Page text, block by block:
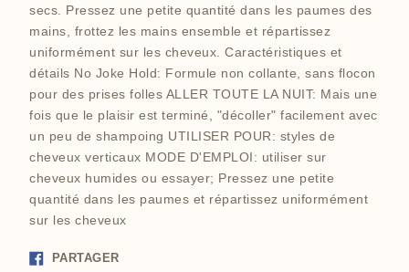
secs. Pressez une petite quantité dans les paumes des
mains, frottez les mains ensemble et répartissez
uniformément sur les cheveux. Caractéristiques et
détails No Joke Hold: Formule non collante, sans flocon
pour des prises folles ALLER TOUTE LA NUIT: Mais une
fois que le plaisir est terminé, "décoller" facilement avec
un peu de shampoing UTILISER POUR: styles de
cheveux verticaux MODE D'EMPLOI: utiliser sur
cheveux humides ou essayer; Pressez une petite
quantité dans les paumes et répartissez uniformément
sur les cheveux
PARTAGERPartager